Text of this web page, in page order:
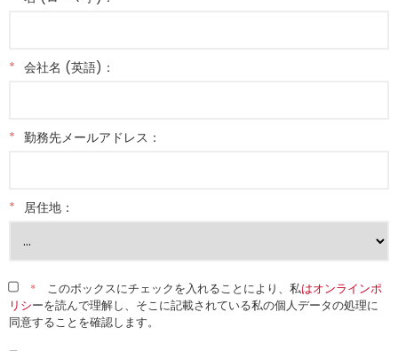
* 会社名 (英語)：
* 勤務先メールアドレス：
* 居住地：
* このボックスにチェックを入れることにより、私はオンラインポ
リシーを読んで理解し、そこに記載されている私の個人データの処理に
同意することを確認します。